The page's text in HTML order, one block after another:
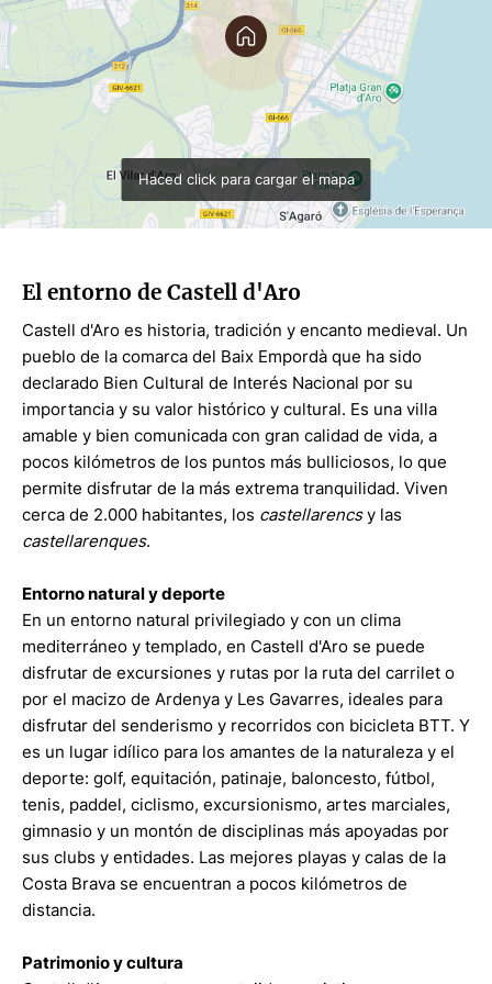
demás también tiene zona de jacuzzi i Spa.
ENTORNO
La finca está situada al lado del centro de la población de
Playa de Aro, la cual dispone de muchos comercios,
restaurantes y otros servicios abiertos todo el año. Se
encuentra en el corazón de la costa Brava, donde
Haced click para cargar el mapa
El entorno de Castell d'Aro
Castell d'Aro es historia, tradición y encanto medieval. Un
pueblo de la comarca del Baix Empordà que ha sido
declarado Bien Cultural de Interés Nacional por su
importancia y su valor histórico y cultural. Es una villa
amable y bien comunicada con gran calidad de vida, a
pocos kilómetros de los puntos más bulliciosos, lo que
permite disfrutar de la más extrema tranquilidad. Viven
cerca de 2.000 habitantes, los castellarencsy las
castellarenques.
Entorno natural y deporte
En un entorno natural privilegiado y con un clima
mediterráneo y templado, en Castell d'Aro se puede
disfrutar de excursiones y rutas por la ruta del carrilet o
por el macizo de Ardenya y Les Gavarres, ideales para
disfrutar del senderismo y recorridos con bicicleta BTT. Y
es un lugar idílico para los amantes de la naturaleza y el
deporte: golf, equitación, patinaje, baloncesto, fútbol,
tenis, paddel, ciclismo, excursionismo, artes marciales,
gimnasio y un montón de disciplinas más apoyadas por
sus clubs y entidades. Las mejores playas y calas de la
Costa Brava se encuentran a pocos kilómetros de
distancia.
Patrimonio y cultura